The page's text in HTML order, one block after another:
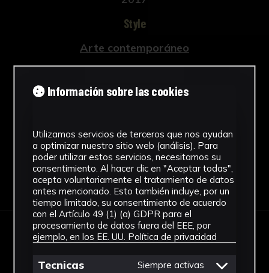
Style
Arte contemporáneo
Impresión digital
Download Datasheet
IMAGES
Información sobre las cookies
Utilizamos servicios de terceros que nos ayudan
a optimizar nuestro sitio web (análisis). Para
poder utilizar estos servicios, necesitamos su
consentimiento. Al hacer clic en "Aceptar todas",
acepta voluntariamente el tratamiento de datos
antes mencionado. Esto también incluye, por un
tiempo limitado, su consentimiento de acuerdo
con el Artículo 49 (1) (a) GDPR para el
procesamiento de datos fuera del EEE, por
ejemplo, en los EE. UU. Política de privacidad
Tecnicas Siempre activas